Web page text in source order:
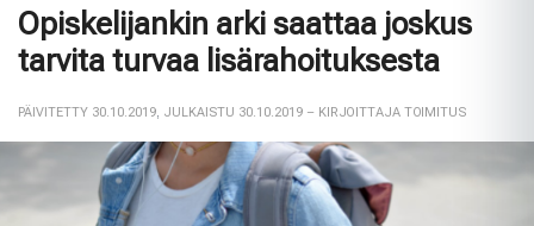
luontoon Kazakstanissa 70 vuoteen
09:30
ULKOMAAT —
Puutarhasta pöytään: Ruotsin elokuun
sato
pysyvistä sotilastukikohdista
Opiskelijankin arki saattaa joskus
tarvita turvaa lisärahoituksesta
PÄIVITETTY 30.10.2019 JULKAISTU 30.10.2019 – KIRJOITTAJA TOIMITUS